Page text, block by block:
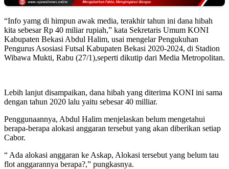
“Info yamg di himpun awak media, terakhir tahun ini dana hibah
kita sebesar Rp 40 miliar rupiah,” kata Sekretaris Umum KONI
Kabupaten Bekasi Abdul Halim, usai mengelar Pengukuhan
Pengurus Asosiasi Futsal Kabupaten Bekasi 2020-2024, di Stadion
Wibawa Mukti, Rabu (27/1),seperti dikutip dari Media Metropolitan.
Lebih lanjut disampaikan, dana hibah yang diterima KONI ini sama
dengan tahun 2020 lalu yaitu sebesar 40 milliar.
Penggunaannya, Abdul Halim menjelaskan belum mengetahui
berapa-berapa alokasi anggaran tersebut yang akan diberikan setiap
Cabor.
“ Ada alokasi anggaran ke Askap, Alokasi tersebut yang belum tau
flot anggarannya berapa?,” pungkasnya.